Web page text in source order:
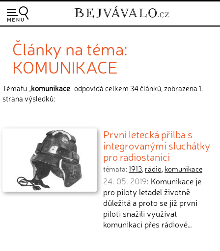
Články na téma:
KOMUNIKACE
Tématu „komunikace“ odpovídá celkem 34 článků, zobrazena 1.
strana výsledků:
První letecká přilba s
integrovanými sluchátky
pro radiostanici
témata:1913, rádio, komunikace
24. 05. 2019: Komunikace je
pro piloty letadel životně
důležitá a proto se již první
piloti snažili využívat
komunikaci přes rádiové…